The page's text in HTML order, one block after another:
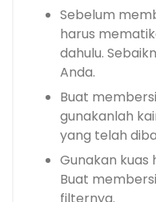
Sebelum
harus
dahulu.
Anda.
Buat
gunakanlah
yang telah
Gunakan kuas
Buat